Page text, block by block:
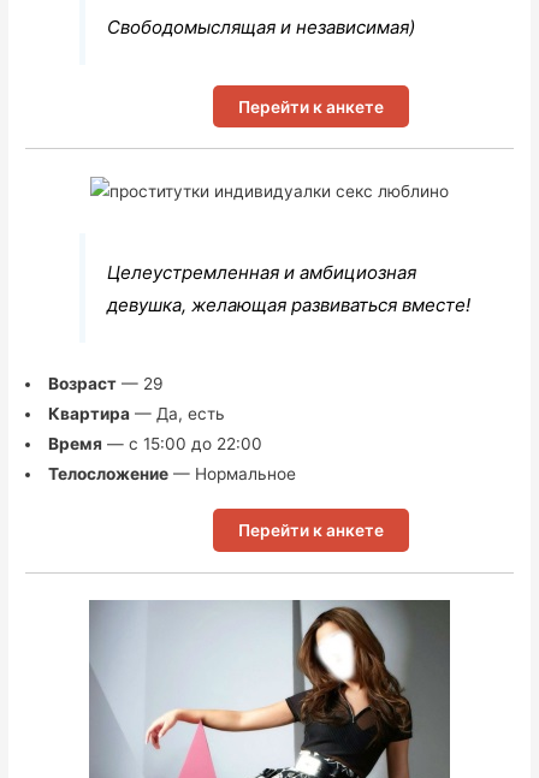
Свободомыслящая и независимая)
Перейти к анкете
Целеустремленная и амбициозная
девушка, желающая развиваться вместе!
Возраст— 29
Квартира— Да, есть
Время — с 15:00 до 22:00
Телосложение— Нормальное
Перейти к анкете